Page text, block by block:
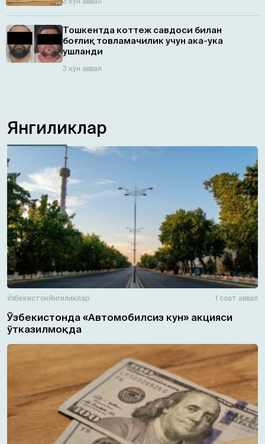
Тошкентда коттеж савдоси билан
боғлиқ товламачилик учун ака-ука
ушланди
3 кун аввал
Янгиликлар
ЎзбекистонЯнгиликлар 1 соат аввал
Ўзбекистонда «Автомобилсиз кун» акцияси
ўтказилмоқда